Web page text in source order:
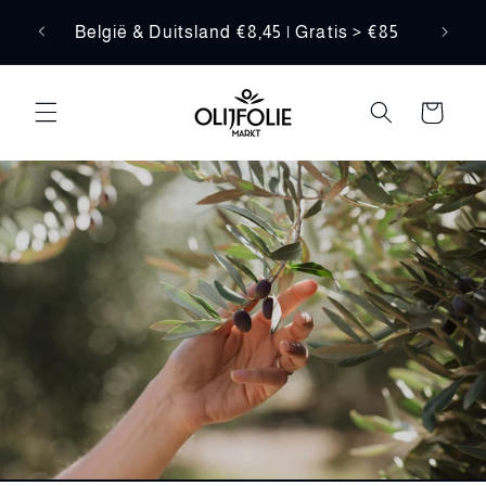
naar de
content
€70 België & Duitsland €8,45 | Gratis > €85
Winkelwagen